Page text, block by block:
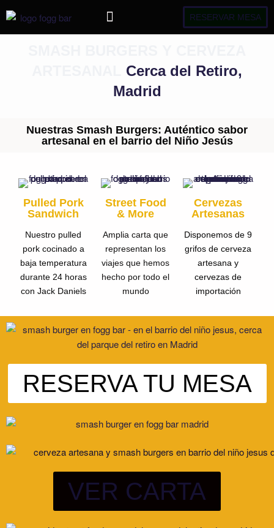
RESERVAR MESA
Cerca del Retiro,
Madrid
Nuestras Smash Burgers: Auténtico sabor
artesanal en el barrio del Niño Jesús
Pulled Pork
Sandwich
Nuestro pulled
pork cocinado a
baja temperatura
durante 24 horas
con Jack Daniels
Street Food
& More
Amplia carta que
representan los
viajes que hemos
hecho por todo el
mundo
Cervezas
Artesanas
Disponemos de 9
grifos de cerveza
artesana y
cervezas de
importación
RESERVA TU MESA
VER CARTA